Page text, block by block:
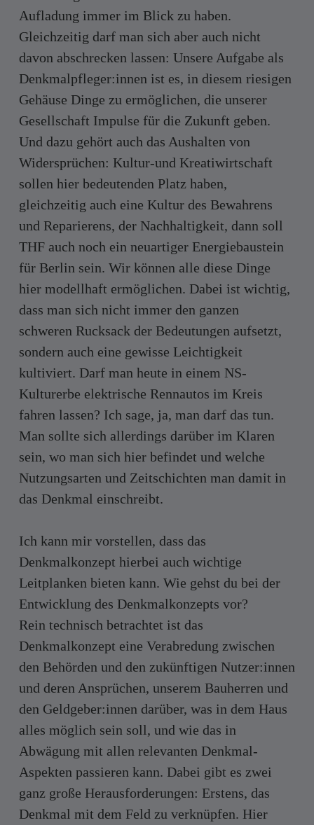
Aufladung immer im Blick zu haben.
Gleichzeitig darf man sich aber auch nicht
davon abschrecken lassen: Unsere Aufgabe als
Denkmalpfleger:innen ist es, in diesem riesigen
Gehäuse Dinge zu ermöglichen, die unserer
Gesellschaft Impulse für die Zukunft geben.
Und dazu gehört auch das Aushalten von
Widersprüchen: Kultur-und Kreatiwirtschaft
sollen hier bedeutenden Platz haben,
gleichzeitig auch eine Kultur des Bewahrens
und Reparierens, der Nachhaltigkeit, dann soll
THF auch noch ein neuartiger Energiebaustein
für Berlin sein. Wir können alle diese Dinge
hier modellhaft ermöglichen. Dabei ist wichtig,
dass man sich nicht immer den ganzen
schweren Rucksack der Bedeutungen aufsetzt,
sondern auch eine gewisse Leichtigkeit
kultiviert. Darf man heute in einem NS-
Kulturerbe elektrische Rennautos im Kreis
fahren lassen? Ich sage, ja, man darf das tun.
Man sollte sich allerdings darüber im Klaren
sein, wo man sich hier befindet und welche
Nutzungsarten und Zeitschichten man damit in
das Denkmal einschreibt.
Ich kann mir vorstellen, dass das
Denkmalkonzept hierbei auch wichtige
Leitplanken bieten kann. Wie gehst du bei der
Entwicklung des Denkmalkonzepts vor?
Rein technisch betrachtet ist das
Denkmalkonzept eine Verabredung zwischen
den Behörden und den zukünftigen Nutzer:innen
und deren Ansprüchen, unserem Bauherren und
den Geldgeber:innen darüber, was in dem Haus
alles möglich sein soll, und wie das in
Abwägung mit allen relevanten Denkmal-
Aspekten passieren kann. Dabei gibt es zwei
ganz große Herausforderungen: Erstens, das
Denkmal mit dem Feld zu verknüpfen. Hier